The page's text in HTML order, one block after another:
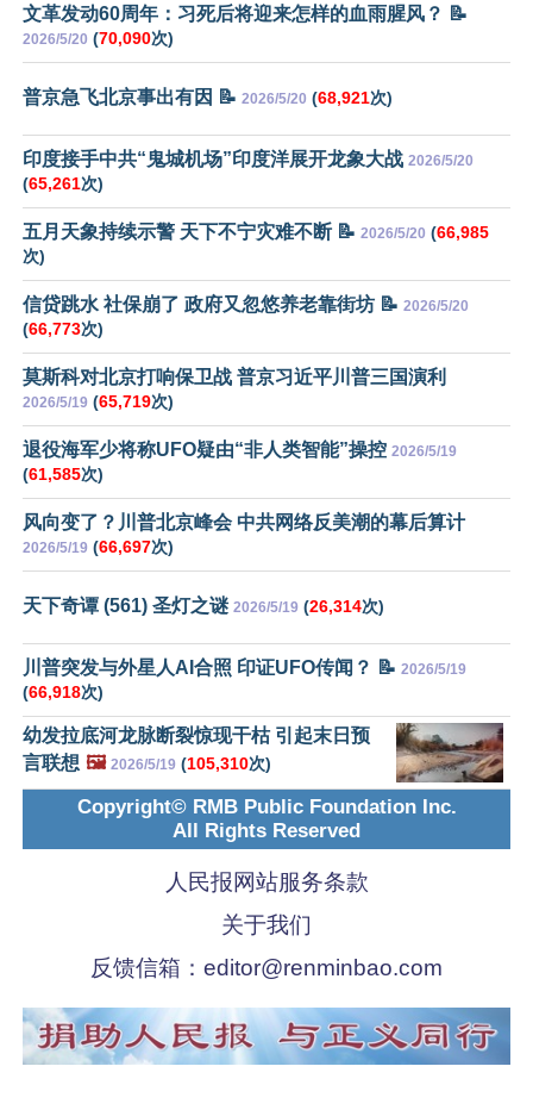
文革发动60周年：习死后将迎来怎样的血雨腥风？ 📝
2026/5/20 (70,090次)
普京急飞北京事出有因 📝 2026/5/20 (68,921次)
印度接手中共“鬼城机场”印度洋展开龙象大战 2026/5/20
(65,261次)
五月天象持续示警 天下不宁灾难不断 📝 2026/5/20 (66,985
次)
信贷跳水 社保崩了 政府又忽悠养老靠街坊 📝 2026/5/20
(66,773次)
莫斯科对北京打响保卫战 普京习近平川普三国演利
2026/5/19 (65,719次)
退役海军少将称UFO疑由“非人类智能”操控 2026/5/19
(61,585次)
风向变了？川普北京峰会 中共网络反美潮的幕后算计
2026/5/19 (66,697次)
天下奇谭 (561) 圣灯之谜 2026/5/19 (26,314次)
川普突发与外星人AI合照 印证UFO传闻？ 📝 2026/5/19
(66,918次)
幼发拉底河龙脉断裂惊现干枯 引起末日预
言联想 🖼️ 2026/5/19 (105,310次)
Copyright© RMB Public Foundation Inc.
All Rights Reserved
人民报网站服务条款
关于我们
反馈信箱： editor@renminbao.com